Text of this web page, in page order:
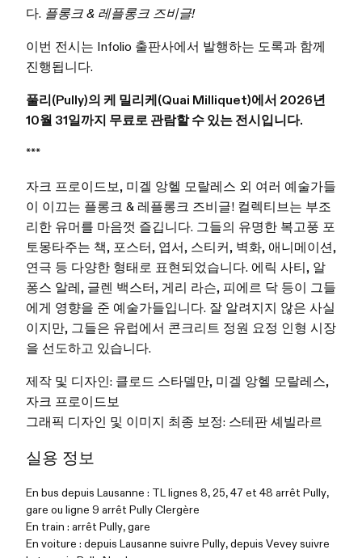
다. 플롱크 & 레플롱크 즈비글!
이번 전시는 Infolio 출판사에서 발행하는 도록과 함께
진행됩니다.
풀리(Pully)의 케 밀리케(Quai Milliquet)에서 2026년
10월 31일까지 무료로 관람할 수 있는 전시입니다.
***
자크 프로이드보, 미겔 앙헬 모랄레스 외 여러 예술가들
이 이끄는 플롱크 & 레플롱크 즈비글! 컬렉티브는 부조
리한 유머를 마음껏 즐깁니다. 그들의 유명한 복고풍 포
토몽타주는 책, 포스터, 엽서, 스티커, 벽화, 애니메이션,
연극 등 다양한 형태로 표현되었습니다. 에릭 사티, 알
퐁스 알레, 글렌 백스터, 게리 라슨, 피에르 닥 등이 그들
에게 영향을 준 예술가들입니다. 잘 알려지지 않은 사실
이지만, 그들은 유럽에서 콘크리트 정원 요정 인형 시장
을 선도하고 있습니다.
제작 및 디자인: 클로드 스타델만, 미겔 앙헬 모랄레스,
자크 프로이드보
그래픽 디자인 및 이미지 최종 보정: 스테판 셰빌라르
실용 정보
En bus depuis Lausanne : TL lignes 8, 25, 47 et 48 arrêt Pully,
gare ou ligne 9 arrêt Pully Clergère
En train : arrêt Pully, gare
En voiture : depuis Lausanne suivre Pully, depuis Vevey suivre